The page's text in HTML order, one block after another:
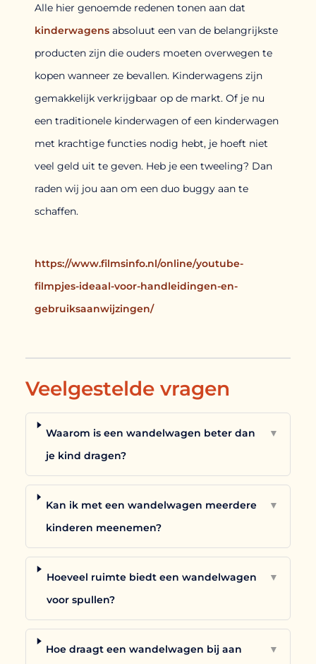
Alle hier genoemde redenen tonen aan dat
kinderwagens absoluut een van de belangrijkste
producten zijn die ouders moeten overwegen te
kopen wanneer ze bevallen. Kinderwagens zijn
gemakkelijk verkrijgbaar op de markt. Of je nu
een traditionele kinderwagen of een kinderwagen
met krachtige functies nodig hebt, je hoeft niet
veel geld uit te geven. Heb je een tweeling? Dan
raden wij jou aan om een duo buggy aan te
schaffen.
https://www.filmsinfo.nl/online/youtube-
filmpjes-ideaal-voor-handleidingen-en-
gebruiksaanwijzingen/
Veelgestelde vragen
Waarom is een wandelwagen beter dan
je kind dragen?
▼
Kan ik met een wandelwagen meerdere
kinderen meenemen?
▼
Hoeveel ruimte biedt een wandelwagen
voor spullen?
▼
Hoe draagt een wandelwagen bij aan
▼